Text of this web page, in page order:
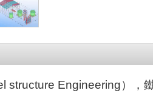
structure Engineering），